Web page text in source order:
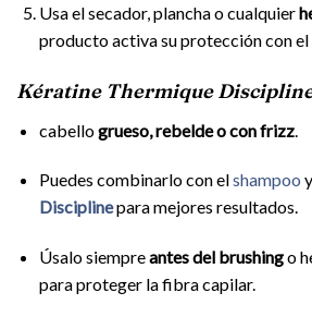
Usa el secador, plancha o cualquier
producto activa su protección con el
Kératine Thermique
cabellogrueso, rebelde o con frizz.
Puedes combinarlo con elshampoo y
Disciplinepara mejores resultados.
Úsalo siempreantes del brushingo
para proteger la fibra capilar.